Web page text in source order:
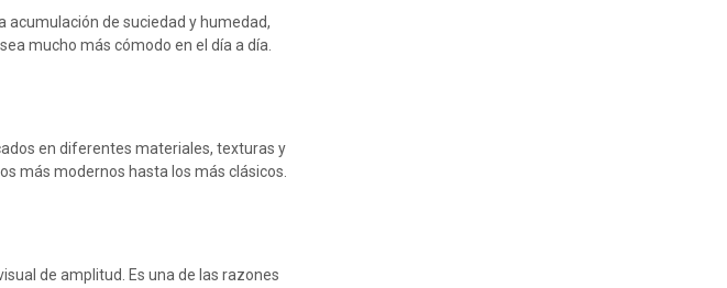
acumulación de suciedad y humedad,
mucho más cómodo en el día a día.
en diferentes materiales, texturas y
más modernos hasta los más clásicos.
de amplitud. Es una de las razones